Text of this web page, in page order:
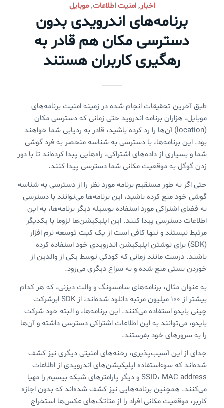
اخبار,امنیت اطلاعات,موبایل
برنامه‌های اندرویدی بدون
دسترسی مکان هم قادر به
رهگیری کاربران هستند
طبق آخرین تحقیقات انجام شده در زمینه امنیت برنامه‌های
موبایل، هزاران برنامه اندروید حتی زمانی که دسترسی مکان
(location) آن‌ها را رد کرده باشید، قادر به ردیابی شما خواهند
بود. این برنامه‌ها، با دسترسی به شناسه منحصر به فرد گوشی
شما و بسیاری از داده‌های اشتراکی، راه‌هایی پبدا کرده‌اند تا با دور
زدن گوگل به موقعیت مکانی شما دسترسی پیدا کنند.
حتی اگر به طور مستقیم برنامه مورد نظر را از دسترسی به شناسه
گوشی خود منع کرده باشید،‌ این برنامه‌ها می‌توانند با دسترسی
به فضای اشتراکی مورد استفاده بوسیله دیگر برنامه‌ها، به این
اطلاعات دسترسی پیدا کنند. این اپلیکیشن‌ها لزوما با یکدیگر
مرتبط نیستند و تنها کافی است از یک کیت توسعه نرم افزار
(SDK) برای نوشتن اپلیکیشن اندرویدی خود استفاده کرده
باشند. درست مانند زمانی که کودکی توسط یکی از والدین از
خوردن بستی منع شده و به سراغ دیگری می‌رود.
به عنوان مثال، برنامه‌های سامسونگ و والت دیزنی، که هر کدام
بیشتر از ۱۰۰ میلیون مرتبه دانلود شده‌اند، از SDK ابرشرکت
چینی بایدو استفاده می‌کنند. این برنامه‌ها، و البته خود شرکت
بایدو، می‌توانند به این اطلاعات اشتراکی دسترسی داشته و آن‌ها
را به سرورهای خود بفرستند.
جدای از این آسیب‌پذیری، رخنه‌های امنیتی دیگری نیز کشف
شده‌اند که سوءاستفاده اپلیکیشن‌های اندرویدی از اطلاعات
SSID، MAC address و دیگر پارامترهای شبکه بیسیم را مهیا
می‌کنند. همچنین برنامه‌هایی نیز کشف شده‌اند که بدون اجازه
کاربر، موقعیت مکانی افراد را از متاتگ‌های عکس‌ها استخراج